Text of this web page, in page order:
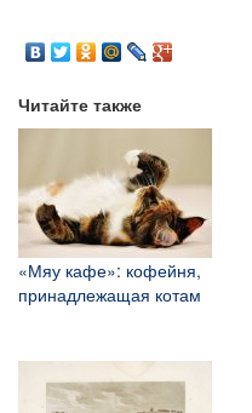
Читайте также
«Мяу кафе»: кофейня,
принадлежащая котам